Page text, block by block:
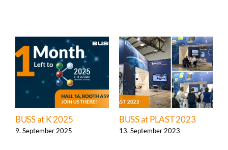
BUSS at K 2025
9. September 2025
BUSS at PLAST 2023
13. September 2023